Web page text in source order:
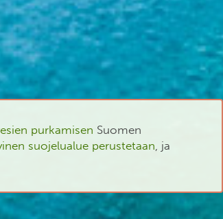
purkamisen Suomen
suojelualue perustetaan, ja